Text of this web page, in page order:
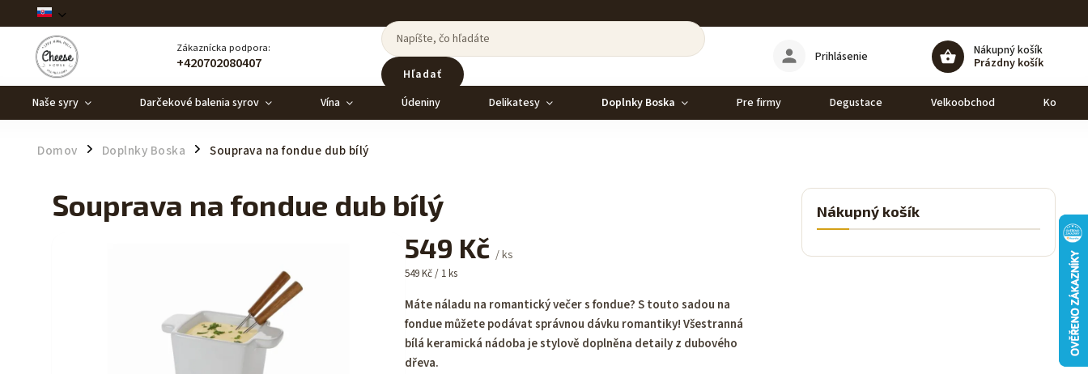
Zákaznícka podpora:
+420702080407
Hľadať
Nákupný košík
Prázdny košík
Prihlásenie
Naše syry Darčekové balenia syrov Vína Údeniny Delikatesy Doplnky Boska Pre firmy Degustace Velkoobchod Kontakt
Domov / Doplnky Boska / Souprava na fondue dub bílý
Nákupný košík
Souprava na fondue dub bílý
549 Kč / ks
549 Kč / 1 ks
Máte náladu na romantický večer s fondue? S touto sadou na
fondue můžete podávat správnou dávku romantiky! Všestranná
bílá keramická nádoba je stylově doplněna detaily z dubového
dřeva.